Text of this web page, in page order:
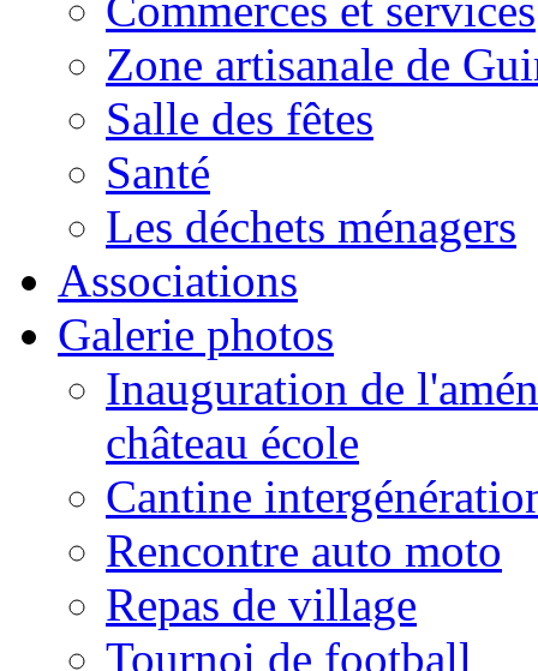
Commerces et services
Zone artisanale de
Salle des fêtes
Santé
Les déchets ménagers
Associations
Galerie photos
Inauguration de
château école
Cantine
Rencontre auto moto
Repas de village
Tournoi de football